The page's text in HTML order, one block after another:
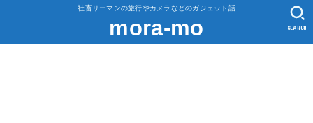
社畜リーマンの旅行やカメラなどのガジェット話
mora-mo SEARCH